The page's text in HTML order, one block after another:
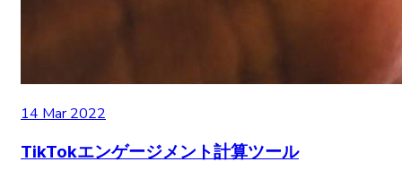
14 Mar 2022
TikTokエンゲージメント計算ツール